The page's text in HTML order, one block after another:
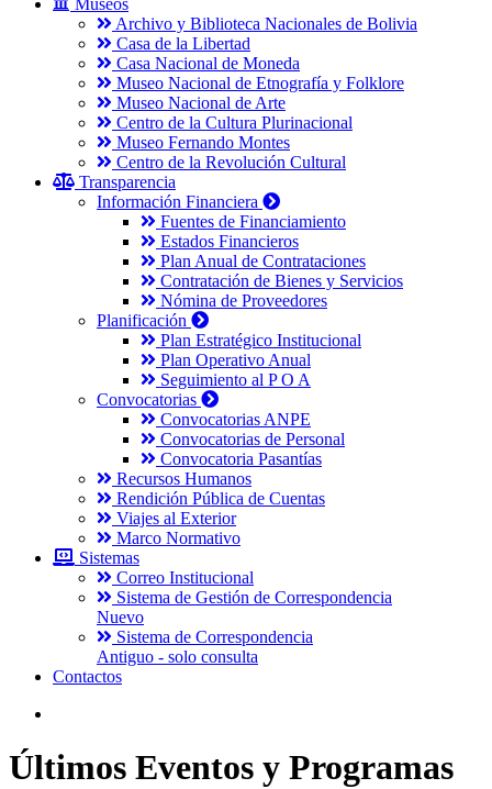
Museos
Archivo y Biblioteca Nacionales de Bolivia
Casa de la Libertad
Casa Nacional de Moneda
Museo Nacional de Etnografía y Folklore
Museo Nacional de Arte
Centro de la Cultura Plurinacional
Museo Fernando Montes
Centro de la Revolución Cultural
Transparencia
Información Financiera
Fuentes de Financiamiento
Estados Financieros
Plan Anual de Contrataciones
Contratación de Bienes y Servicios
Nómina de Proveedores
Planificación
Plan Estratégico Institucional
Plan Operativo Anual
Seguimiento al P O A
Convocatorias
Convocatorias ANPE
Convocatorias de Personal
Convocatoria Pasantías
Recursos Humanos
Rendición Pública de Cuentas
Viajes al Exterior
Marco Normativo
Sistemas
Correo Institucional
Sistema de Gestión de Correspondencia
Nuevo
Sistema de Correspondencia
Antiguo - solo consulta
Contactos
Últimos Eventos y Programas